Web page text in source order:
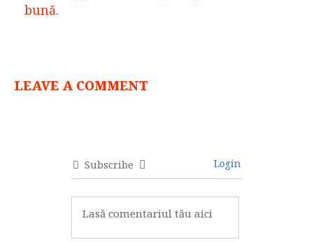
bună.
LEAVE A COMMENT
Subscribe Login